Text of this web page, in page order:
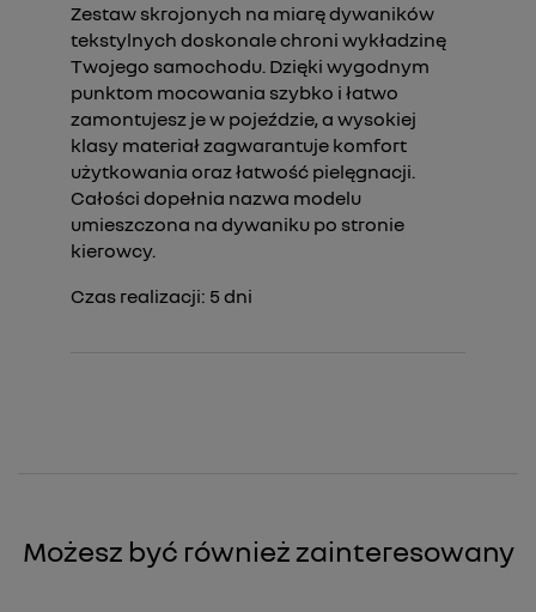
Zestaw skrojonych na miarę dywaników
tekstylnych doskonale chroni wykładzinę
Twojego samochodu. Dzięki wygodnym
punktom mocowania szybko i łatwo
zamontujesz je w pojeździe, a wysokiej
klasy materiał zagwarantuje komfort
użytkowania oraz łatwość pielęgnacji.
Całości dopełnia nazwa modelu
umieszczona na dywaniku po stronie
kierowcy.
Czas realizacji: 5 dni
Możesz być również zainteresowany